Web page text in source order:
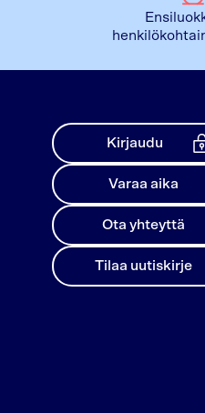
Kirjaudu
Varaa aika
Ota yhteyttä
Tilaa uutiskirje